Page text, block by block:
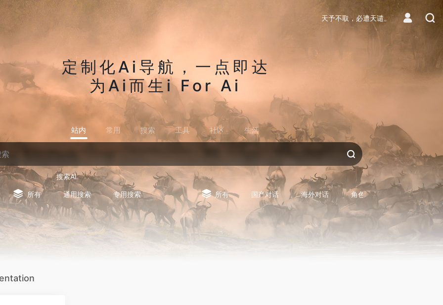
天予不取，必遭天谴。
定制化Ai导航，一点即达
为Ai而生i For Ai
站内 常用 搜索 工具 社区 生活
搜索AI
所有 通用搜索 专用搜索
对话AI
所有 国产对话 海外对话 角色型对话 专用型对话